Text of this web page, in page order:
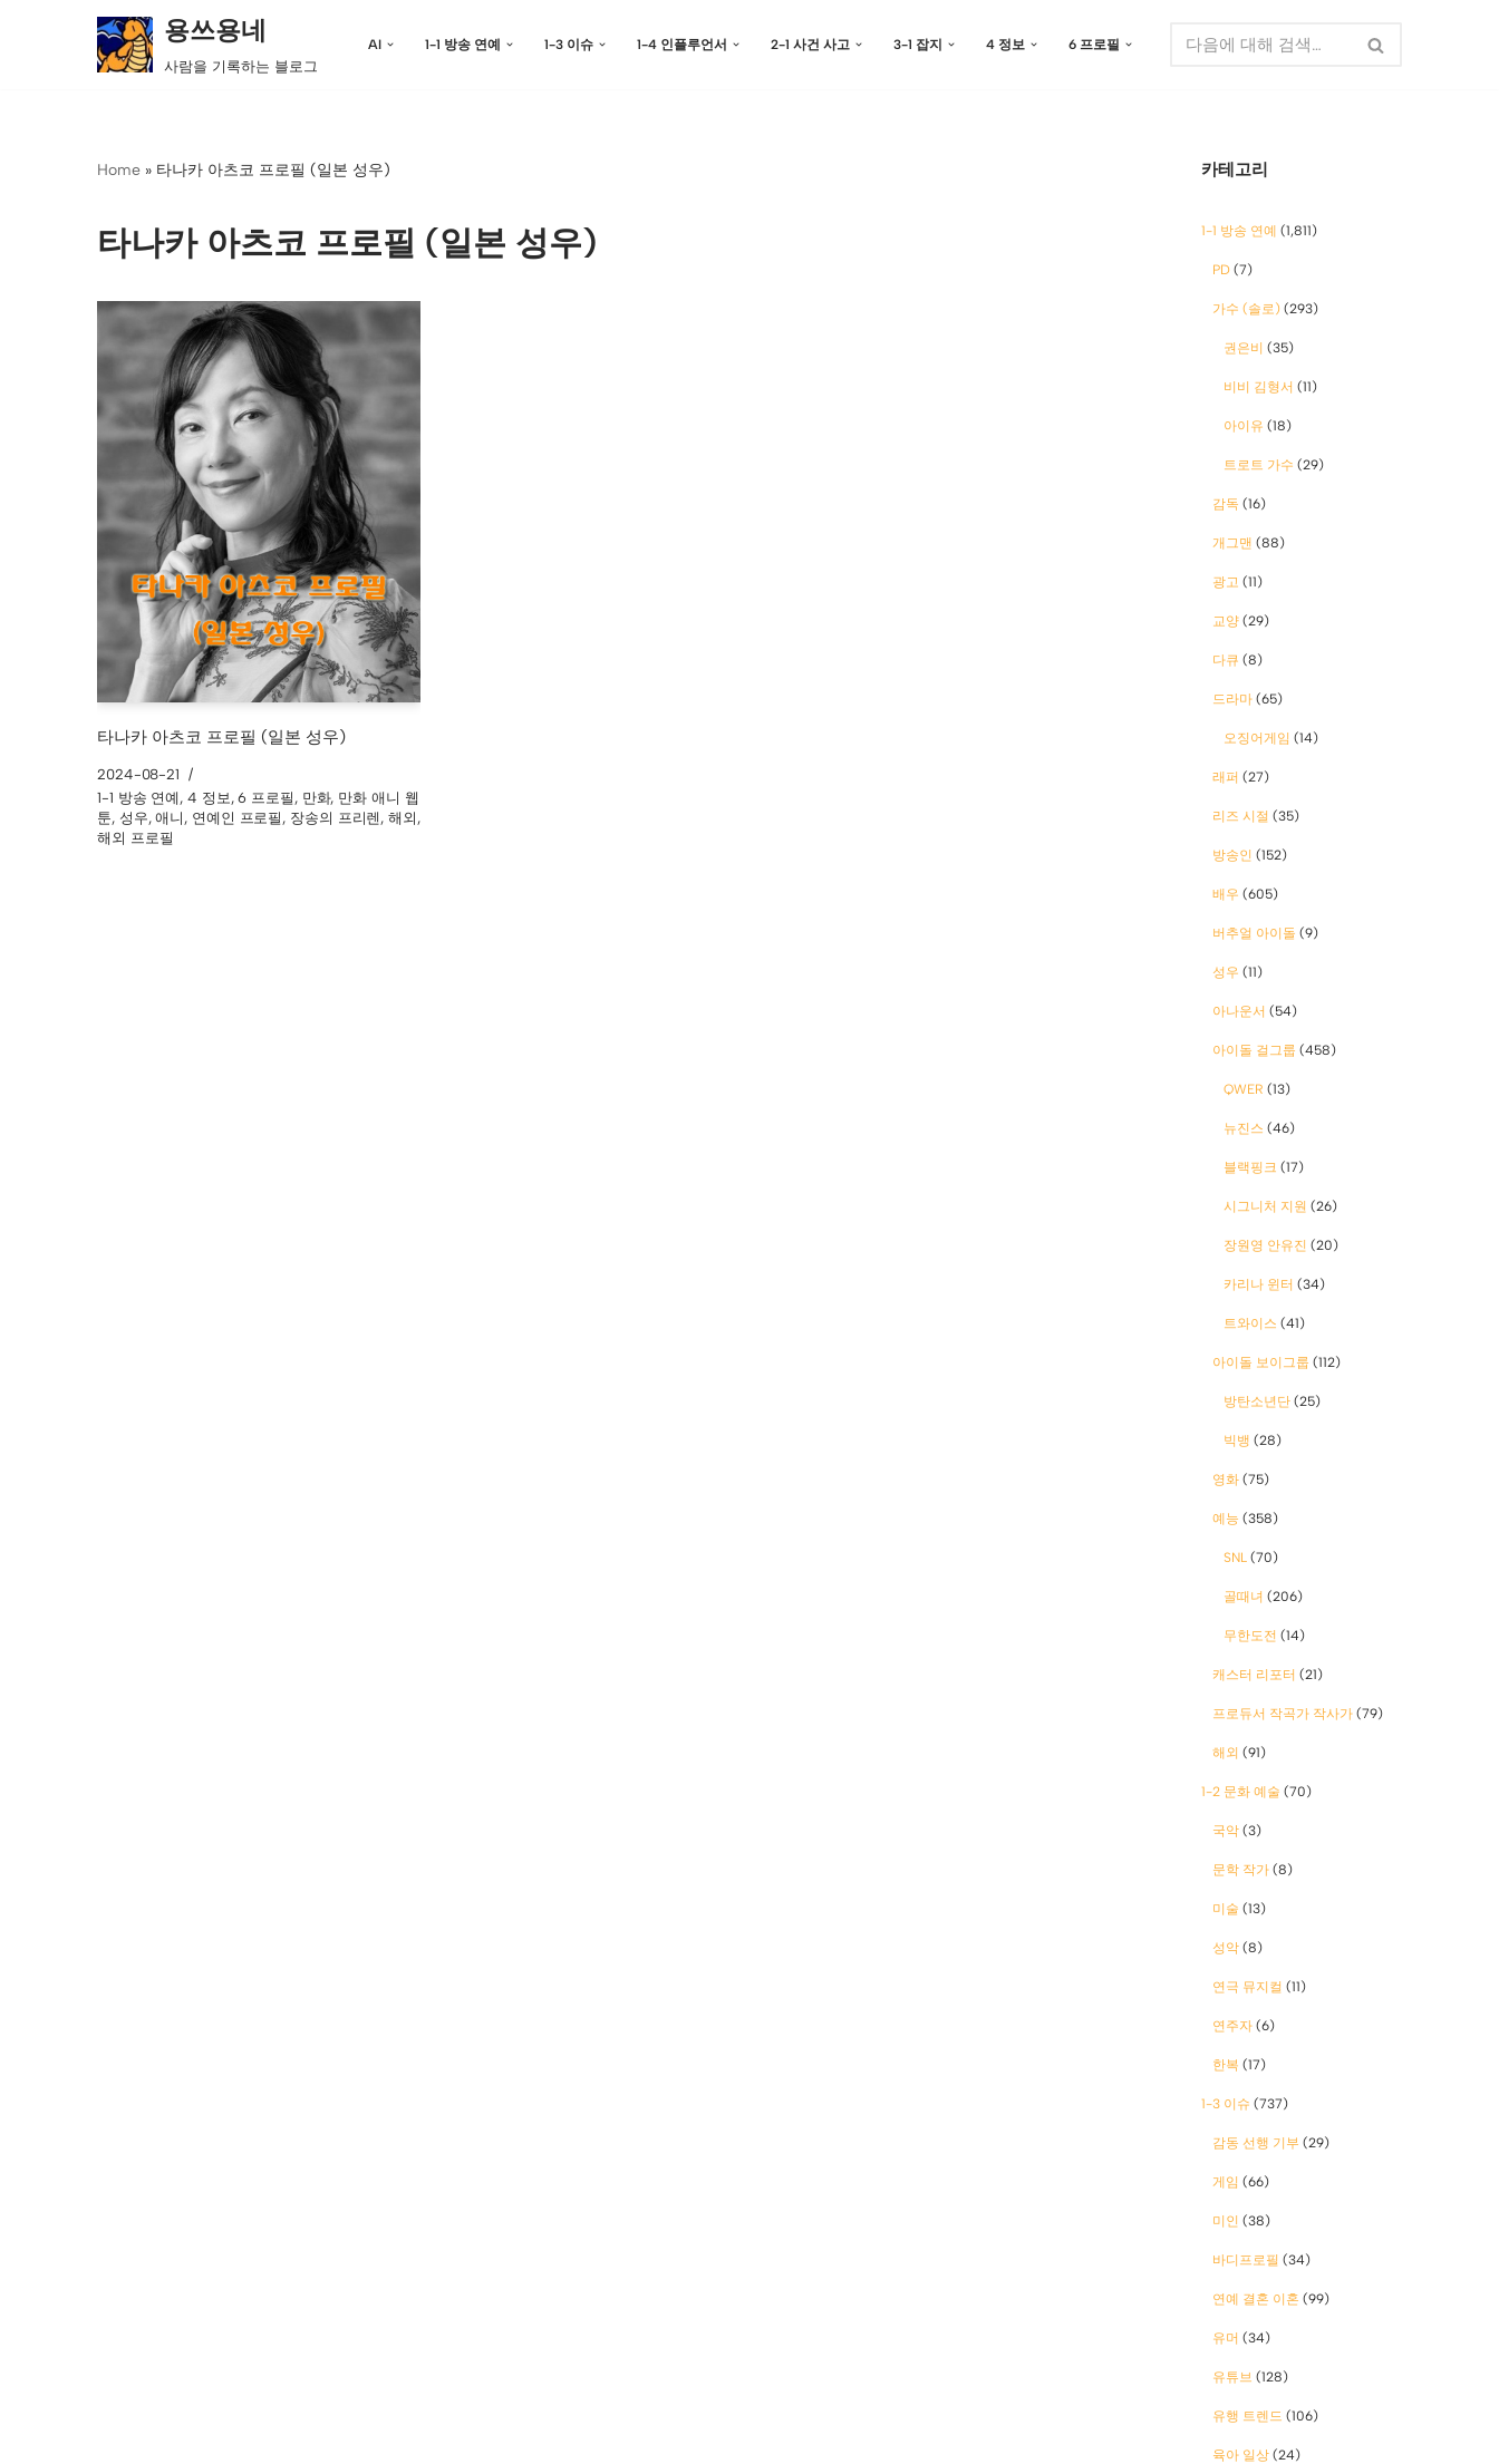
용쓰용네
사람을 기록하는 블로그
AI 1-1 방송 연예 1-3 이슈 1-4 인플루언서 2-1 사건 사고 3-1 잡지 4 정보 6 프로필
Home » 타나카 아츠코 프로필 (일본 성우)
타나카 아츠코 프로필 (일본 성우)
타나카 아츠코 프로필 (일본 성우)
2024-08-21
1-1 방송 연예 , 4 정보 ,6 프로필 , 만화, 만화 애니 웹
툰, 성우,애니 , 연예인 프로필 , 장송의 프리렌 ,해외 ,
해외 프로필
카테고리
1-1 방송 연예 (1,811)
PD (7)
가수 (솔로) (293)
권은비 (35)
비비 김형서 (11)
아이유 (18)
트로트 가수 (29)
감독 (16)
개그맨 (88)
광고 (11)
교양 (29)
다큐 (8)
드라마 (65)
오징어게임 (14)
래퍼 (27)
리즈 시절 (35)
방송인 (152)
배우 (605)
버추얼 아이돌 (9)
성우 (11)
아나운서 (54)
아이돌 걸그룹 (458)
QWER (13)
뉴진스 (46)
블랙핑크 (17)
시그니처 지원 (26)
장원영 안유진 (20)
카리나 윈터 (34)
트와이스 (41)
아이돌 보이그룹 (112)
방탄소년단 (25)
빅뱅 (28)
영화 (75)
예능 (358)
SNL (70)
골때녀 (206)
무한도전 (14)
캐스터 리포터 (21)
프로듀서 작곡가 작사가 (79)
해외 (91)
1-2 문화 예술 (70)
국악 (3)
문학 작가 (8)
미술 (13)
성악 (8)
연극 뮤지컬 (11)
연주자 (6)
한복 (17)
1-3 이슈 (737)
감동 선행 기부 (29)
게임 (66)
미인 (38)
바디프로필 (34)
연예 결혼 이혼 (99)
유머 (34)
유튜브 (128)
유행 트렌드 (106)
육아 일상 (24)